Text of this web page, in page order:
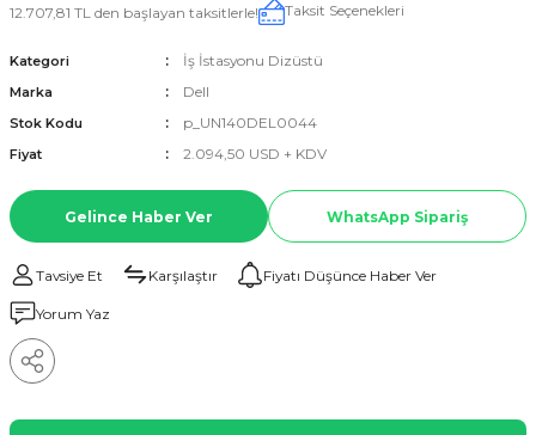
12.707,81 TL den başlayan taksitlerle! Taksit Seçenekleri
Kategori İş İstasyonu Dizüstü
Marka Dell
Stok Kodu p_UN140DEL0044
Fiyat 2.094,50 USD + KDV
Gelince Haber Ver WhatsApp Sipariş
Tavsiye Et Karşılaştır Fiyatı Düşünce Haber Ver
Yorum Yaz